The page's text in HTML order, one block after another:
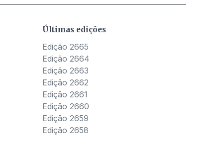
Últimas edições
Edição 2665
Edição 2664
Edição 2663
Edição 2662
Edição 2661
Edição 2660
Edição 2659
Edição 2658